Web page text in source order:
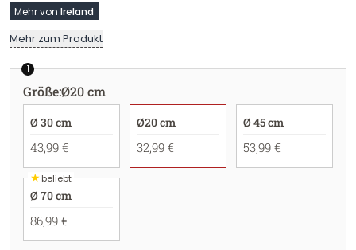
Mehr von Ireland
Mehr zum Produkt
1
Größe:Ø20 cm
Ø 30 cm
43,99 €
Ø20 cm
32,99 €
Ø 45 cm
53,99 €
★beliebt
Ø 70 cm
86,99 €